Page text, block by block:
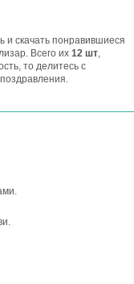
и скачать понравившиеся
Всего их 12 шт,
то делитесь с